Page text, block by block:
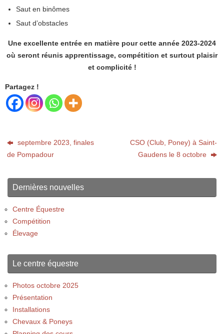
Saut en binômes
Saut d’obstacles
Une excellente entrée en matière pour cette année 2023-2024
où seront réunis apprentissage, compétition et surtout plaisir
et complicité !
Partagez !
septembre 2023, finales
de Pompadour
CSO (Club, Poney) à Saint-
Gaudens le 8 octobre
Dernières nouvelles
Centre Équestre
Compétition
Élevage
Le centre équestre
Photos octobre 2025
Présentation
Installations
Chevaux & Poneys